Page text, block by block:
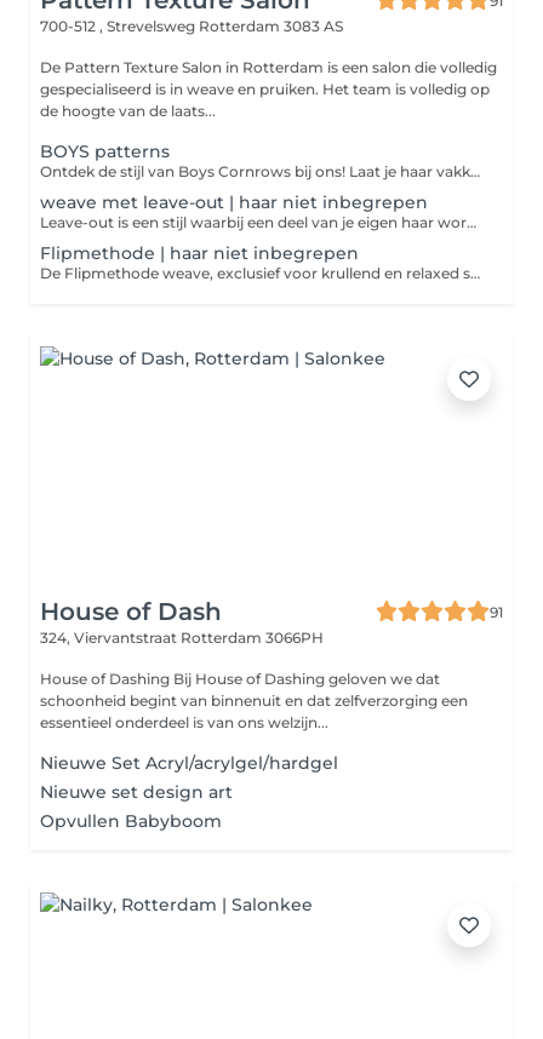
700-512 , Strevelsweg Rotterdam 3083 AS
De Pattern Texture Salon in Rotterdam is een salon die volledig
gespecialiseerd is in weave en pruiken. Het team is volledig op
de hoogte van de laats...
BOYS patterns
Ontdek de stijl van Boys Cornrows bij ons! Laat je haar vakkundig vlechten voor een frisse en unieke look. Boek nu je afspraak en ervaar een nieuwe dimensie van stijl en zelfvertrouwen!
weave met leave-out | haar niet inbegrepen
Leave-out is een stijl waarbij een deel van je eigen haar wordt gebruikt als scheiding en dekking voor de weave. Creëer een look met een midden- of schuine scheiding die je gemakkelijk in een laag staartje kunt dragen. Deze behandeling kan 1 tot maximaal 2 maanden meegaan wat houd deze behandeling in: vlechten, het gebruik van een weave netje voor bescherming en styling zoals stijlen of krullen van de weave. Houd rekening met onze regels voor een optimale ervaring. Boek nu voor een prachtige nieuwe look! Vergeet niet onze YouTube-video te bekijken voor meer tips: [Pattern Texture Vlog #5 Quimy en Amira](https://www.youtube.com/watch?v=sYHlez0C_dk&t=84s) Vergeet niet te liken en te abonneren! opzoek naar haar bundels, neem een kijkje op onze Referentie site https://lamourbundels.com/collections/pattern-texture-stock
Flipmethode | haar niet inbegrepen
De Flipmethode weave, exclusief voor krullend en relaxed straight weave, gebruikt uw eigen contour lijn aan de voorkant om de weave banen te bedekken. Dit creëert een look zonder scheiding, met een flip-effect van links naar rechts, perfect voor een speelse look. Deze behandeling biedt 1 tot 2 maanden plezier Onze regels zorgen voor een optimale ervaring: 1. Kom met schoon gewassen haar, zonder producten, vet of leave-in conditioner. 2. Was nieuwe/oude weaves grondig met shampoo en conditioner en vermijd oliën, Dreft of wasverzachter. 3. Bij te laat komen geldt een boete van 1 euro per minuut. 4. Gelieve geen kleine kinderen/volwassenen mee te nemen. 5. Zorg ervoor dat uw haar droog is bij uw bezoek. Voor meer tips, bekijk ons YouTube-filmpje: [Pattern Texture Vlog #5 Quimy en Amira](https://www.youtube.com/watch?v=sYHlez0C_dk&t=84s) Vergeet niet te liken en te abonneren! opzoek naar haar bundels, neem een kijkje op onze Referentie site https://lamourbundels.com/collections/pattern-texture-stock
House of Dash
91
324, Viervantstraat Rotterdam 3066PH
House of Dashing Bij House of Dashing geloven we dat
schoonheid begint van binnenuit en dat zelfverzorging een
essentieel onderdeel is van ons welzijn...
Nieuwe Set Acryl/acrylgel/hardgel
Nieuwe set design art
Opvullen Babyboom